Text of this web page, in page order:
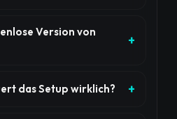
Version von
das Setup wirklich?